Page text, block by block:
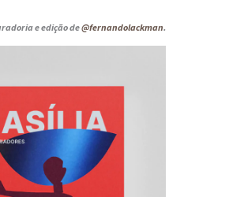
e edição de@fernandolackman.